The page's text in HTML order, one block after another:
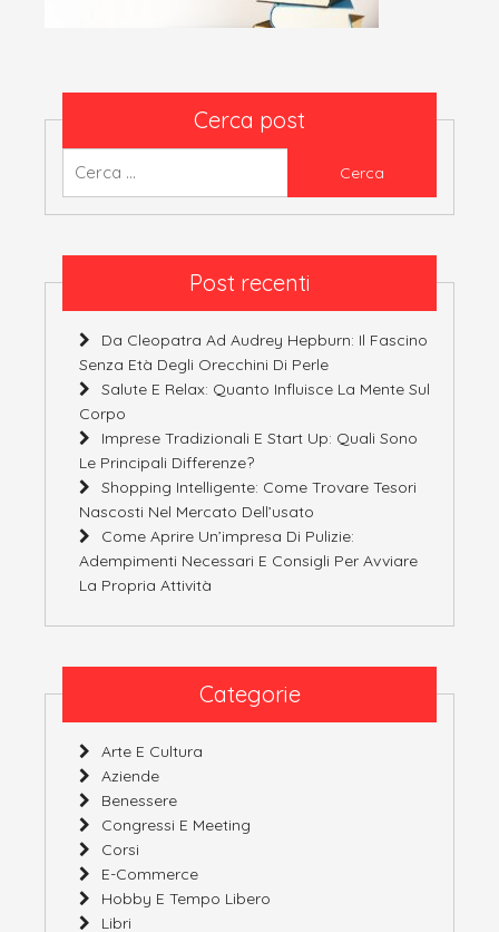
Cerca post
Post recenti
Da Cleopatra Ad Audrey Hepburn: Il Fascino
Senza Età Degli Orecchini Di Perle
Salute E Relax: Quanto Influisce La Mente Sul
Corpo
Imprese Tradizionali E Start Up: Quali Sono
Le Principali Differenze?
Shopping Intelligente: Come Trovare Tesori
Nascosti Nel Mercato Dell’usato
Come Aprire Un’impresa Di Pulizie:
Adempimenti Necessari E Consigli Per Avviare
La Propria Attività
Categorie
Arte E Cultura
Aziende
Benessere
Congressi E Meeting
Corsi
E-Commerce
Hobby E Tempo Libero
Libri